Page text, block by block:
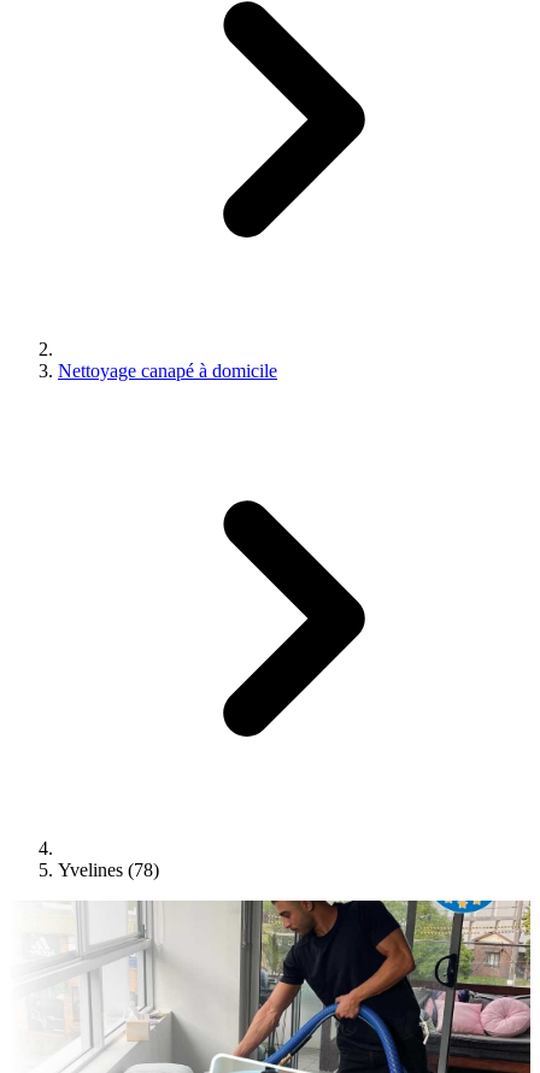
Nettoyage canapé à domicile
Yvelines (78)